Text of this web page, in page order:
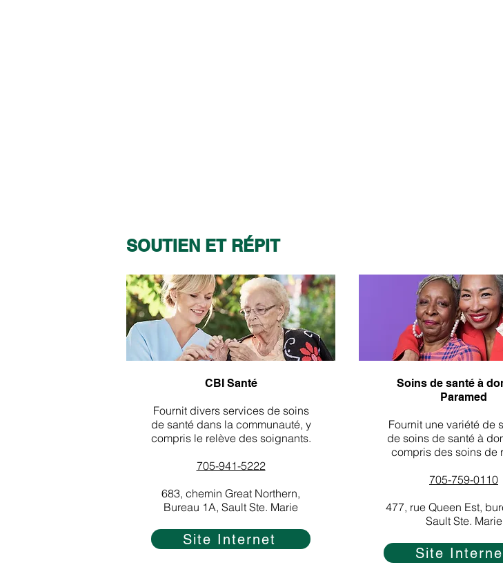
SOUTIEN ET RÉPIT
CBI Santé
Fournit divers services de soins
de santé dans la communauté, y
compris le relève des soignants.
705-941-5222
683, chemin Great Northern,
Bureau 1A, Sault Ste. Marie
Site Internet
Soins de santé à
Paramed
Fournit une variété de
de soins de santé à
compris des soins de
705-759-0110
477, rue Queen Est,
Sault Ste. Marie
Site